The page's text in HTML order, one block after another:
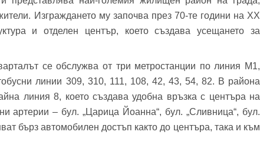
гост
профил
Изграждането му започва през 70-те години на XX
и отделен център, което създава усещането за
се обслужва от три метростанции по линия М1,
линии 309, 310, 111, 108, 42, 43, 54, 82. В района
линия 8, което създава удобна връзка с центъра на
артерии – бул. „Царица Йоанна“, бул. „Сливница“, бул.
бърз автомобилен достъп както до центъра, така и към
оглед
най-бързо.